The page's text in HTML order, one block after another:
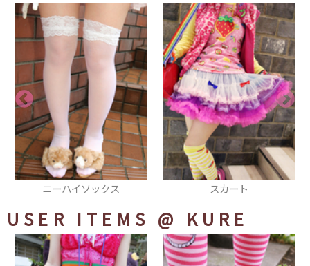
スカート ブルゾン
USER ITEMS @ KURE